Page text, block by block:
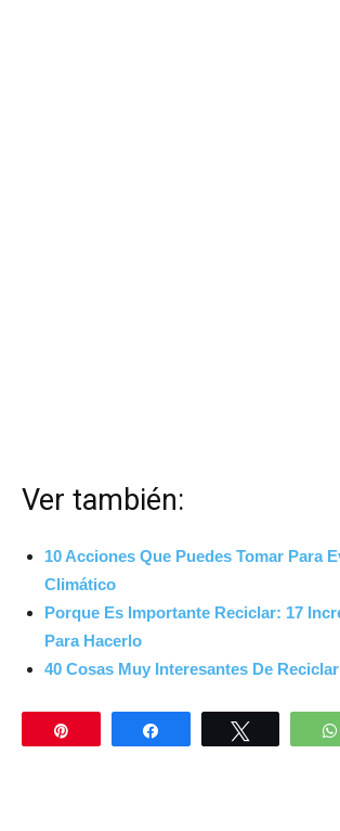
Ver también:
10 Acciones Que Puedes Tomar Para
Climático
Porque Es Importante Reciclar: 17
Para Hacerlo
40 Cosas Muy Interesantes De Reciclar
Compartir